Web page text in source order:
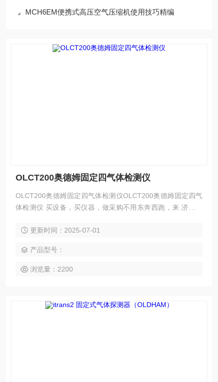
MCH6EM便携式高压空气压缩机使用技巧精编
OLCT200奥德姆固定四气体检测仪
OLCT200奥德姆固定四气体检测仪OLCT200奥德姆固定四气
体检测仪 买设备，买仪器，做采购不用东奔西跑，来.济宁科
品，.。 性能可靠 在奥德姆，我们深知设备停机及错误报警所
更新时间：2025-07-01
产品型号：
浏览量：2200